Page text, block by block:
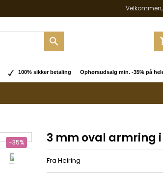
Velkommen,

100% sikker betaling Ophørsudsalg min. -35% på
-35% 3 mm oval armring
Fra Heiring